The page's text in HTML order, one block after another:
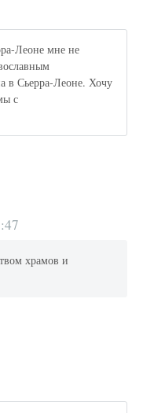
Леоне мне не
в Сьерра-Леоне. Хочу
с
храмов и